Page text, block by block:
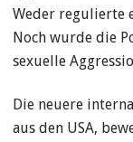
Weder regulierte
Noch wurde die
sexuelle
Die neuere
aus den USA,